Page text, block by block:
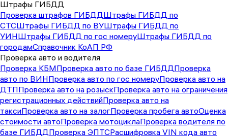
Штрафы ГИБДД
Проверка штрафов ГИБДДШтрафы ГИБДД по
СТСШтрафы ГИБДД по ВУШтрафы ГИБДД по
УИНШтрафы ГИБДД по гос номеруШтрафы ГИБДД по
городамСправочник КоАП РФ
Проверка авто и водителя
Проверка КБМПроверка авто по базе ГИБДДПроверка
авто по ВИНПроверка авто по гос номеруПроверка авто на
ДТППроверка авто на розыскПроверка авто на ограничения
регистрационных действийПроверка авто на
таксиПроверка авто на залогПроверка пробега автоОценка
стоимости автоПроверка мотоциклаПроверка водителя по
базе ГИБДДПроверка ЭПТСРасшифровка VIN кода авто